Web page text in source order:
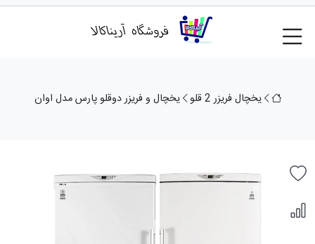
یخچال فریزر 2 قلو یخچال و فریزر دوقلو پارس مدل اوان